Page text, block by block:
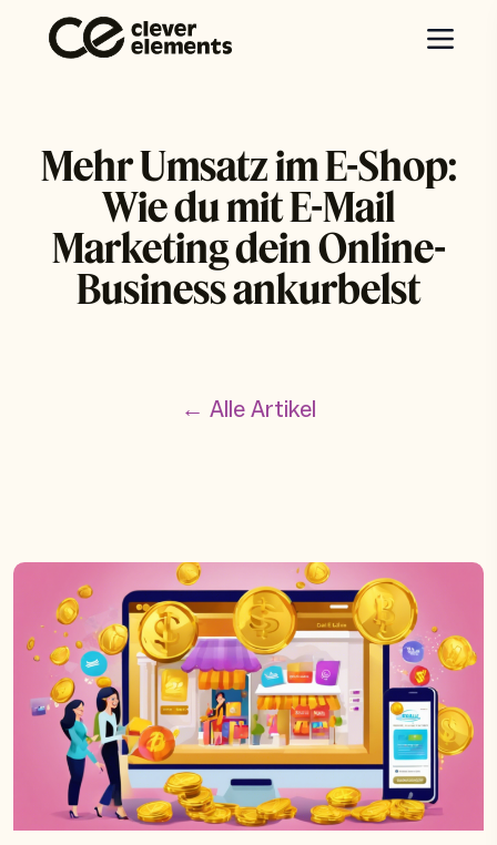
Mehr Umsatz im E-Shop:
Wie du mit E-Mail
Marketing dein Online-
Business ankurbelst
← Alle Artikel